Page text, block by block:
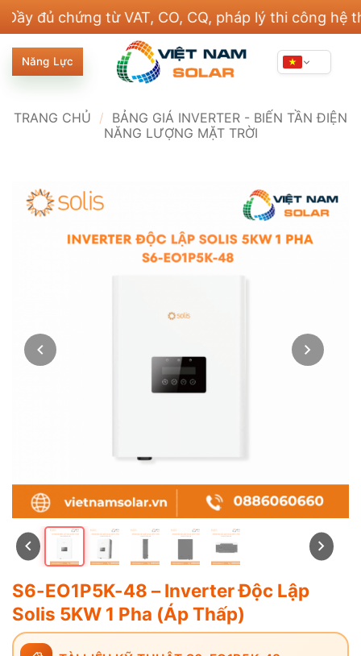
Bỏ
nội
dung
từ VAT, CO, CQ, pháp lý thi công hệ thống
Năng Lực
TRANG CHỦ / BẢNG GIÁ INVERTER - BIẾN TẦN ĐIỆN
NĂNG LƯỢNG MẶT TRỜI
S6-EO1P5K-48 – Inverter Độc Lập
Solis 5KW 1 Pha (Áp Thấp)